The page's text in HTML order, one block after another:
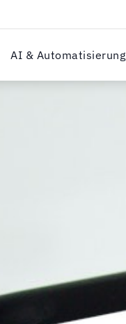
AI & Automatisierung